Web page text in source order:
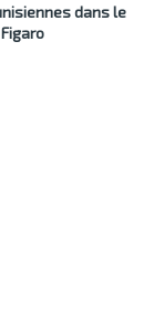
dans le